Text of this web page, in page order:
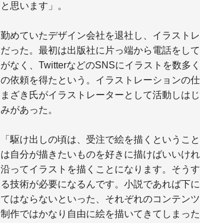
と思います」。
勤めていたデザイン会社を退社し、イラスト
だった。最初は出版社に片っ端から電話をし
がなく、TwitterなどのSNSにイラストを数多
の依頼を得たという。イラストレーションの
まざき氏がイラストレーターとして活動しは
みがあった。
「駆け出しの頃は、受注で絵を描くというこ
は自分が描きたいものを好きに描けばいいけ
沿ってイラストを描くことになります。そう
る技術が必要になるんです。小説であれば下
てはならないといった、それぞれのコンテン
制作ではかなり自由に絵を描いてきてしまっ